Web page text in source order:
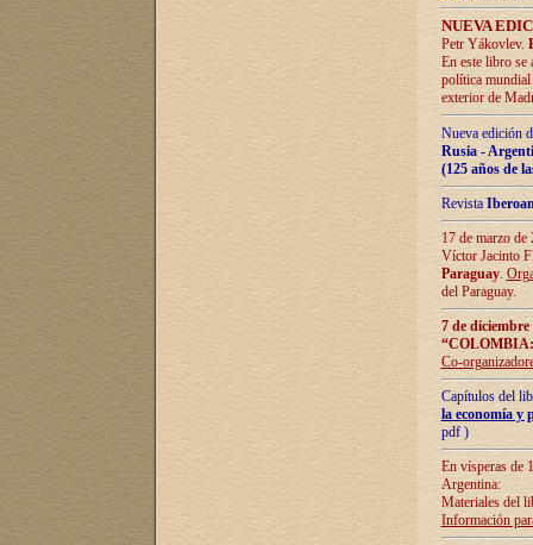
NUEVA
Petr Yákovlev.
En este libro se
política mundial
exterior de
Nueva edición
Rusia -
(125 años de
Revista
17 de marzo
Víctor Jacinto
Paraguay.
del Paraguay.
7 de
Co-
Capítulos del
la economía y
pdf )
En vísperas de
Argentina:
Materiales del
Información